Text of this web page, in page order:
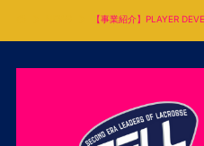
【事業紹介】PLAYER